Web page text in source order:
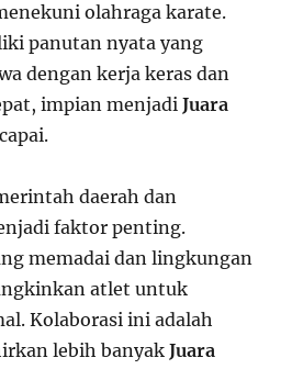
olahraga karate.
panutan nyata yang
dengan kerja keras dan
impian menjadiJuara
daerah dan
faktor penting.
memadai dan lingkungan
atlet untuk
Kolaborasi ini adalah
lebih banyakJuara